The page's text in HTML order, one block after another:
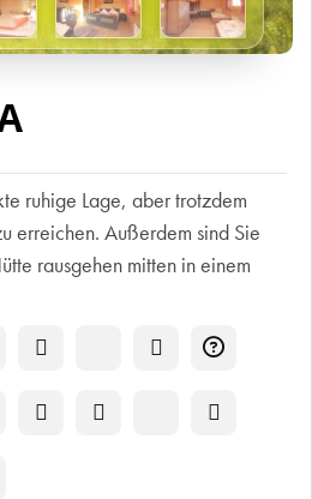
ruhige Lage, aber trotzdem
erreichen. Außerdem sind Sie
rausgehen mitten in einem